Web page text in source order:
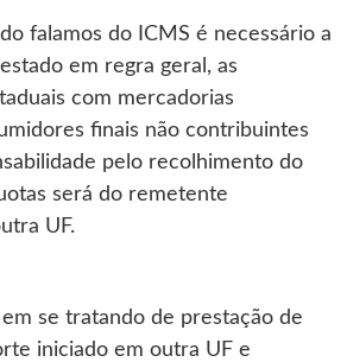
falamos do ICMS é necessário a
em regra geral, as
com mercadorias
finais não contribuintes
pelo recolhimento do
será do remetente
UF.
se tratando de prestação de
iniciado em outra UF e